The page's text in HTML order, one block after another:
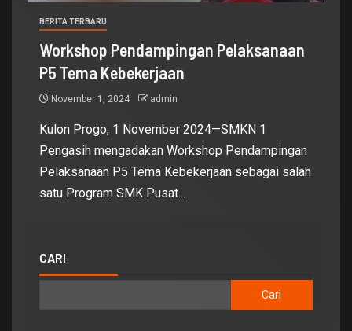
BERITA TERBARU
Workshop Pendampingan Pelaksanaan
P5 Tema Kebekerjaan
November 1, 2024 admin
Kulon Progo, 1 November 2024—SMKN 1
Pengasih mengadakan Workshop Pendampingan
Pelaksanaan P5 Tema Kebekerjaan sebagai salah
satu Program SMK Pusat...
CARI
Cari